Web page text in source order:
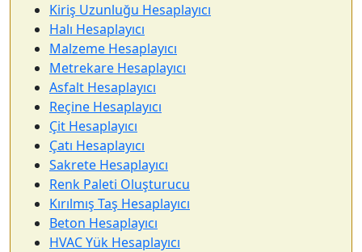
Kiriş Uzunluğu Hesaplayıcı
Halı Hesaplayıcı
Malzeme Hesaplayıcı
Metrekare Hesaplayıcı
Asfalt Hesaplayıcı
Reçine Hesaplayıcı
Çit Hesaplayıcı
Çatı Hesaplayıcı
Sakrete Hesaplayıcı
Renk Paleti Oluşturucu
Kırılmış Taş Hesaplayıcı
Beton Hesaplayıcı
HVAC Yük Hesaplayıcı